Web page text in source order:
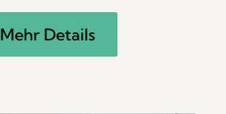
Mehr Details